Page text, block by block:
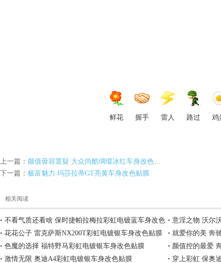
鲜花 握手 雷人 路过 鸡
上一篇： 颜值毋容置疑 大众尚酷绸缎冰红车身改色贴膜
下一篇： 极富魅力 玛莎拉蒂GT亮黄车身改色贴膜
相关阅读
• 不看气质还看啥 保时捷帕拉梅拉彩虹电镀蓝车身改色
贴膜
• 意淫之物 沃尔
• 花花公子 雷克萨斯NX200T彩虹电镀银车身改色贴膜 • 就爱你的美 奔
• 色魔的选择 福特野马彩虹电镀银车身改色贴膜 • 颜值控的最爱
• 激情无限 奥迪A4彩虹电镀银车身改色贴膜 • 穿上彩虹 保奥